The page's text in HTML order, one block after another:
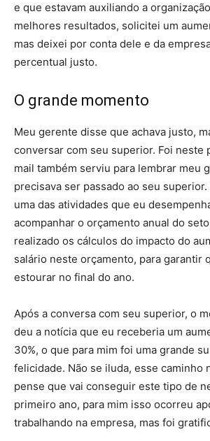
e que estavam auxiliando a
melhores resultados, solicitei um
mas deixei por conta dele e da
percentual justo.
O grande momento
Meu gerente disse que achava justo,
conversar com seu superior. Foi neste
mail também serviu para lembrar meu
precisava ser passado ao seu
uma das atividades que eu
acompanhar o orçamento anual do
realizado os cálculos do impacto do
salário neste orçamento, para garantir
estourar no final do ano.
Após a conversa com seu superior, o
deu a notícia que eu receberia um
30%, o que para mim foi uma grande
felicidade. Não se iluda, esse caminho
pense que vai conseguir este tipo de
primeiro ano, para mim isso ocorreu
trabalhando na empresa, mas foi